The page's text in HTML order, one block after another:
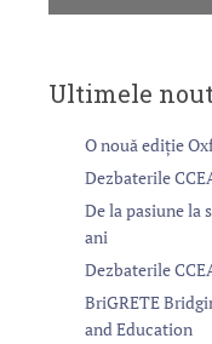
Ultimele
O nouă ediție
Dezbaterile
De la pasiune la
ani
Dezbaterile
BriGRETE
and Education